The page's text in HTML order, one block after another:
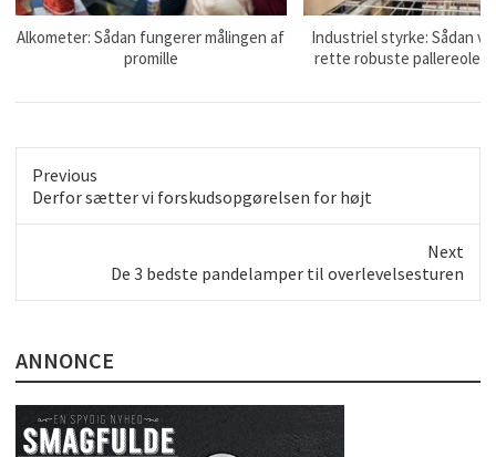
Alkometer: Sådan fungerer målingen af
promille
Industriel styrke: Sådan
rette robuste pallereoler
Previous
Previous
Derfor sætter vi forskudsopgørelsen for højt
Next
De 3 bedste pandelamper til overlevelsesturen
ANNONCE